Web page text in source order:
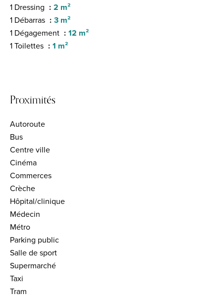
1 Dressing
2 m²
1 Débarras
3 m²
1 Dégagement
12 m²
1 Toilettes
1 m²
Proximités
Autoroute
Bus
Centre ville
Cinéma
Commerces
Crèche
Hôpital/clinique
Médecin
Métro
Parking public
Salle de sport
Supermarché
Taxi
Tram